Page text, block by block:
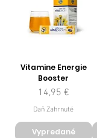
Vitamine Energie
Booster
Cena
14,95 €
Daň Zahrnuté
Vypredané